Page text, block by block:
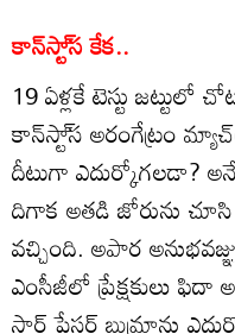
కాన్‌స్టా్‌స కేక..
19 ఏళ్లకే టెస్టు జట్టులో
కాన్‌స్టా్‌స అరంగేట్రం
దీటుగా ఎదుర్కోగలడా?
దిగాక అతడి జోరును చూసి
వచ్చింది. అపార
ఎంసీజీలో ప్రేక్షకులు
స్టార్‌ పేసర్‌ బుమ్రాను